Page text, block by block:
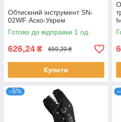
Обтискний інструмент SN-
02WF Аско-Укрем
Готово до відправки 1 од.
626,24 ₴ 659,20 ₴
Купити
–5%